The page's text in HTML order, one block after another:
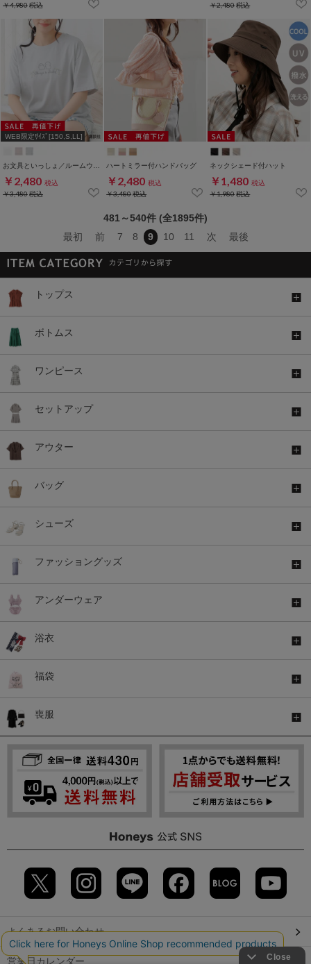
￥4,980税込
￥2,480税込
WEB限定ｻｲｽﾞ[150,S,LL]
￥2,480 税込
￥3,480税込
ハートミラー付ハンドバッグ
￥2,480 税込
￥3,480税込
ネックシェード付ハット
￥1,480 税込
￥1,980税込
481～540件 (全1895件)
最初
前 7 8 9 10 11 次 最後
トップス
ボトムス
ワンピース
セットアップ
アウター
バッグ
シューズ
ファッショングッズ
アンダーウェア
浴衣
福袋
喪服
よくあるお問い合わせ
営業日カレンダー